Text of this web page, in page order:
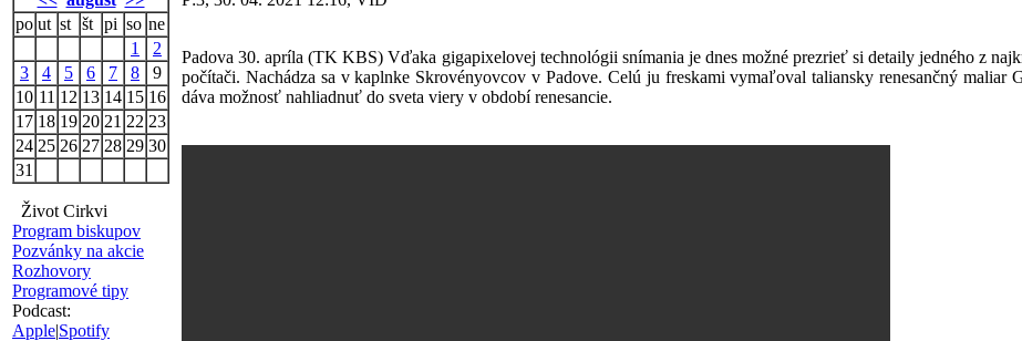
po ut st št pi so ne
1
2
3
4 5 6 7 8
9
10 11 12 13 14 15 16
17 18 19 20 21 22 23
24 25 26 27 28 29 30
31
Život Cirkvi
Program biskupov
Pozvánky na akcie
Rozhovory
Programové tipy
Podcast:
Apple|Spotify
Padova 30. apríla (TK KBS) Vďaka gigapixelovej technológii snímania je dnes možné prezrieť si detaily jedného z
počítači. Nachádza sa v kaplnke Skrovényovcov v Padove. Celú ju freskami vymaľoval taliansky renesančný maliar
dáva možnosť nahliadnuť do sveta viery v období renesancie.